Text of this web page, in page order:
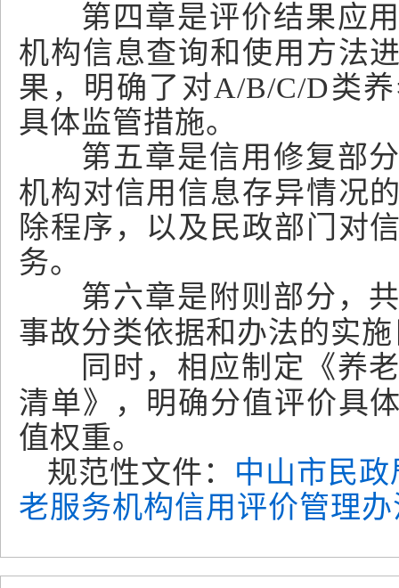
第四章是评价结果应
机构信息查询和使用方法
果，明确了对A/B/C/D类
具体监管措施。
第五章是信用修复部
机构对信用信息存异情况
除程序，以及民政部门对
务。
第六章是附则部分，
事故分类依据和办法的实
同时，相应制定《养
清单》，明确分值评价具
值权重。
规范性文件： 中山市民
老服务机构信用评价管理